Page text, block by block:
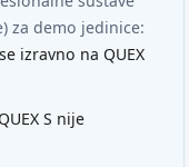
za demo jedinice:
izravno na QUEX
S nije